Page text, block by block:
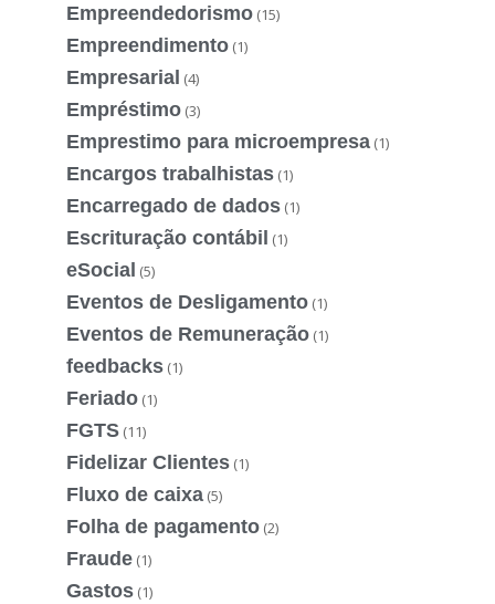
Empreendedorismo (15)
Empreendimento (1)
Empresarial (4)
Empréstimo (3)
Emprestimo para microempresa (1)
Encargos trabalhistas (1)
Encarregado de dados (1)
Escrituração contábil (1)
eSocial (5)
Eventos de Desligamento (1)
Eventos de Remuneração (1)
feedbacks (1)
Feriado (1)
FGTS (11)
Fidelizar Clientes (1)
Fluxo de caixa (5)
Folha de pagamento (2)
Fraude (1)
Gastos (1)